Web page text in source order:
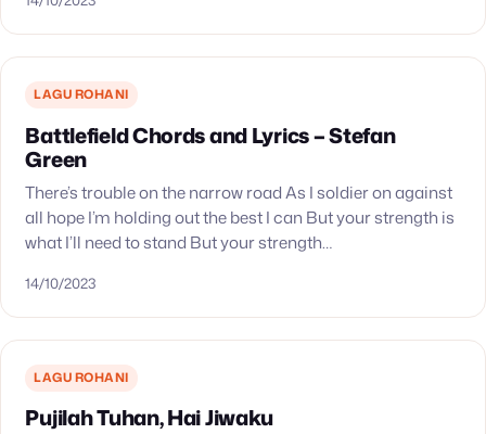
LAGU ROHANI
Battlefield Chords and Lyrics – Stefan
Green
There’s trouble on the narrow road As I soldier on against
all hope I’m holding out the best I can But your strength is
what I’ll need to stand But your strength…
14/10/2023
LAGU ROHANI
Pujilah Tuhan, Hai Jiwaku